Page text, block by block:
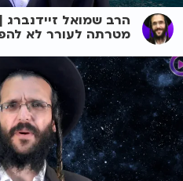
הרב שמואל
מטרתה לעורר לא